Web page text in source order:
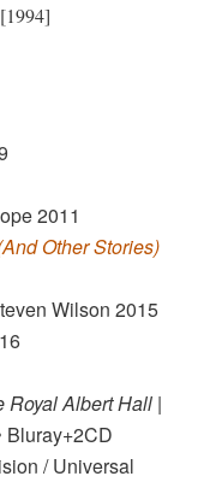
[1994]
2011
Other Stories)
Wilson 2015
Royal Albert Hall |
Bluray+2CD
/ Universal